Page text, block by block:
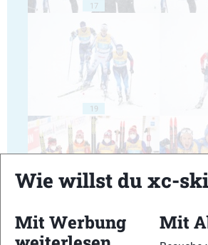
17
19
Wie willst du xc-
Mit Werbung
Mit